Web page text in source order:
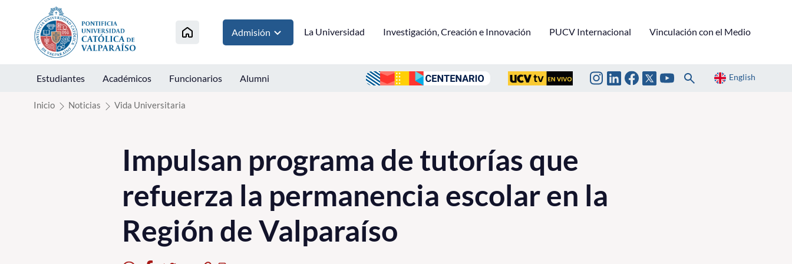
Click acá para ir directamente al contenido
Admisión La Universidad Investigación, Creación e Innovación PUCV Internacional Vinculación con el Medio
Estudiantes Académicos Funcionarios Alumni English
Inicio Noticias Vida Universitaria
Impulsan programa de tutorías que
refuerza la permanencia escolar en la
Región de Valparaíso